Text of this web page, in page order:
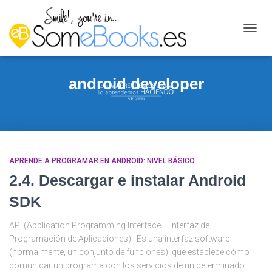
DE
android developer
APRENDE A PROGRAMAR EN ANDROID: NIVEL BÁSICO
2.4. Descargar e instalar Android
SDK
API (Application Programming Interface – Interfaz de
Programación de Aplicaciones): Es una interfaz software
(normalmente, un conjunto de funciones), que establece cómo
comunicar un programa con los servicios de un determinado